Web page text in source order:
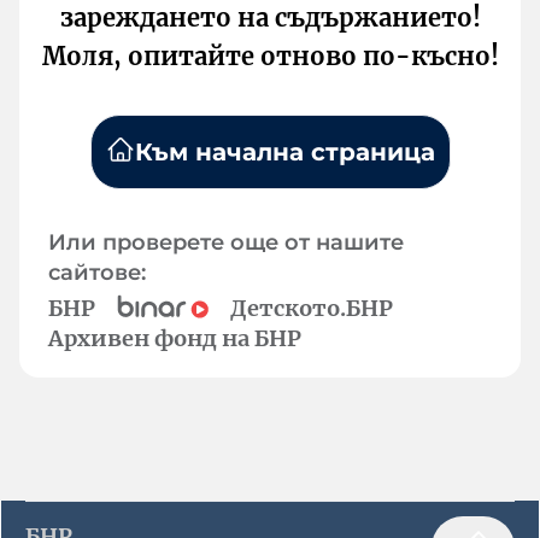
зареждането на съдържанието!
Моля, опитайте отново по-късно!
Към начална страница
Или проверете още от нашите
сайтове:
БНР
Детското.БНР
Архивен фонд на БНР